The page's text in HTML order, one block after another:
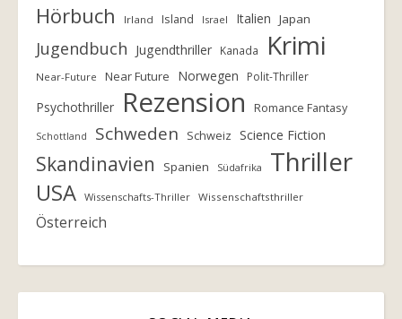
Hörbuch Irland Island Israel Italien Japan
Jugendbuch Jugendthriller Kanada Krimi
Near-Future Near Future Norwegen Polit-Thriller
Psychothriller Rezension Romance Fantasy
Schottland Schweden Schweiz Science Fiction
Skandinavien Spanien Südafrika Thriller
USA Wissenschafts-Thriller Wissenschaftsthriller
Österreich